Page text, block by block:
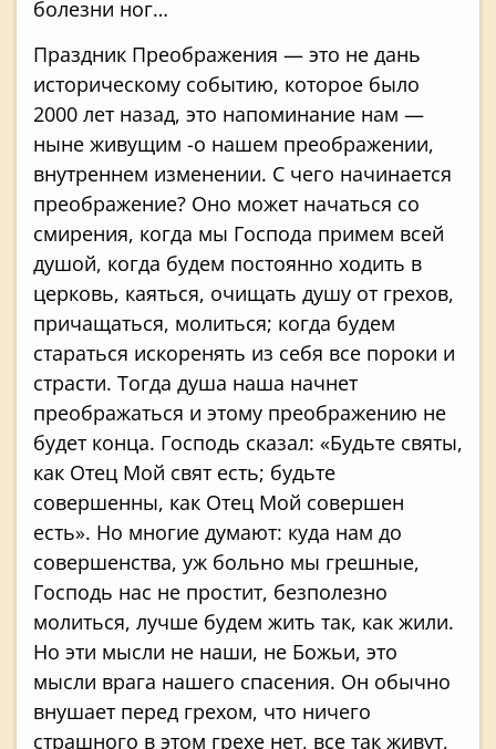
болезни ног…
Праздник Преображения — это не дань
исто­рическому событию, которое было
2000 лет назад, это напоминание нам —
ныне живущим -о нашем преображении,
внутреннем измене­нии. С чего начинается
преображение? Оно может начаться со
смирения, когда мы Господа примем всей
душой, когда будем постоянно ходить в
церковь, каяться, очищать душу от грехов,
причащаться, молиться; когда будем
стараться искоренять из себя все пороки и
страсти. Тогда душа наша начнет
преображать­ся и этому преображению не
будет конца. Господь сказал: «Будьте святы,
как Отец Мой свят есть; будьте
совершенны, как Отец Мой совершен
есть». Но многие думают: куда нам до
совершенства, уж больно мы грешные,
Гос­подь нас не простит, безполезно
молиться, лучше будем жить так, как жили.
Но эти мысли не наши, не Божьи, это
мысли врага нашего спасения. Он обычно
внушает перед грехом, что ничего
страшного в этом грехе нет, все так живут,